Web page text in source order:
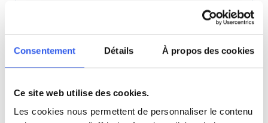
Consentement Détails À propos des cookies
Ce site web utilise des cookies.
Les cookies nous permettent de personnaliser le contenu
⭐